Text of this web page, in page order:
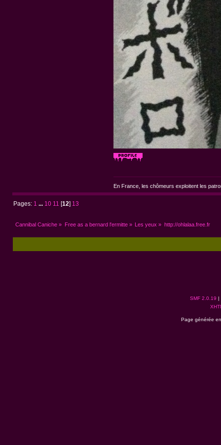
En France, les chômeurs exploitent les
Pages: 1 ... 10 11 [12 13
Cannibal Caniche » Free as a bernard l'ermitte» Les yeux » http://ohlalaa.free.fr
SMF 2.0.19 |
Page générée